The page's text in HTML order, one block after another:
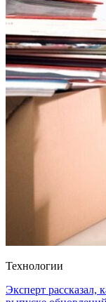
Технологии
Эксперт рассказал,